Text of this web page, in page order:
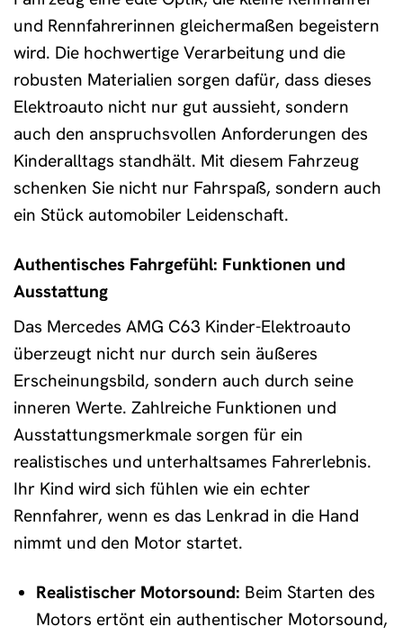
und Rennfahrerinnen gleichermaßen begeistern
wird. Die hochwertige Verarbeitung und die
robusten Materialien sorgen dafür, dass dieses
Elektroauto nicht nur gut aussieht, sondern
auch den anspruchsvollen Anforderungen des
Kinderalltags standhält. Mit diesem Fahrzeug
schenken Sie nicht nur Fahrspaß, sondern auch
ein Stück automobiler Leidenschaft.
Authentisches Fahrgefühl: Funktionen und
Ausstattung
Das Mercedes AMG C63 Kinder-Elektroauto
überzeugt nicht nur durch sein äußeres
Erscheinungsbild, sondern auch durch seine
inneren Werte. Zahlreiche Funktionen und
Ausstattungsmerkmale sorgen für ein
realistisches und unterhaltsames Fahrerlebnis.
Ihr Kind wird sich fühlen wie ein echter
Rennfahrer, wenn es das Lenkrad in die Hand
nimmt und den Motor startet.
Realistischer Motorsound: Beim Starten des
Motors ertönt ein authentischer Motorsound,